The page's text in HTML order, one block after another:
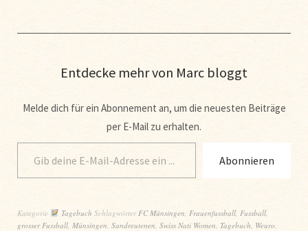
Entdecke mehr von Marc bloggt
Melde dich für ein Abonnement an, um die neuesten Beiträge
per E-Mail zu erhalten.
Abonnieren
Kategorie Tagebuch Schlagwörter FC Münsingen Frauenfussball, Fussball,
grosser Fussball Münsingen Sandreutenen Swiss Nati Women Tagebuch Weuro